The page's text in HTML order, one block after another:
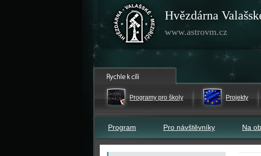
Hvězdárna
www.astrovm.cz
Programy pro školy Projekty
Program Pro návštěvníky Na